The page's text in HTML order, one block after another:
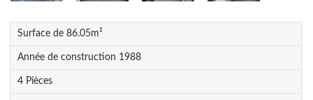
Surface de 86.05m²
Année de construction 1988
4 Pièces